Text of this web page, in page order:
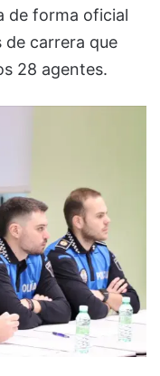
de forma oficial
de carrera que
28 agentes.